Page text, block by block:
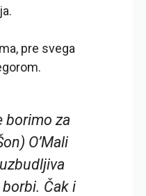
pre svega
borimo za
O’Mali
Čak i